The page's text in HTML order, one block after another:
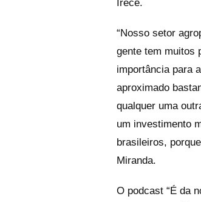
Irecê.
“Nosso setor
gente tem muitos
importância para
aproximado
qualquer uma
um investimento
brasileiros,
Miranda.
O podcast “É da